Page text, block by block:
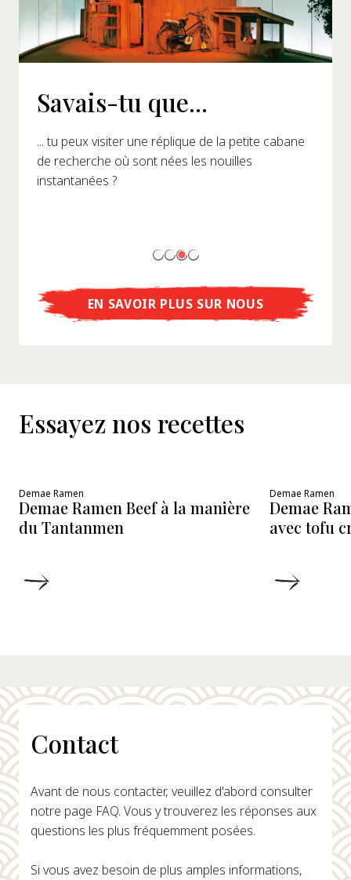
Savais-tu que...
... tu peux visiter une réplique de la petite cabane
de recherche où sont nées les nouilles
instantanées ?
EN SAVOIR PLUS SUR NOUS
Essayez nos recettes
Demae Ramen
Demae Ramen Beef à la manière
du Tantanmen
Demae Ramen
Demae
avec tofu
Contact
Avant de nous contacter, veuillez d'abord consulter
notre page FAQ. Vous y trouverez les réponses aux
questions les plus fréquemment posées.
Si vous avez besoin de plus amples informations,